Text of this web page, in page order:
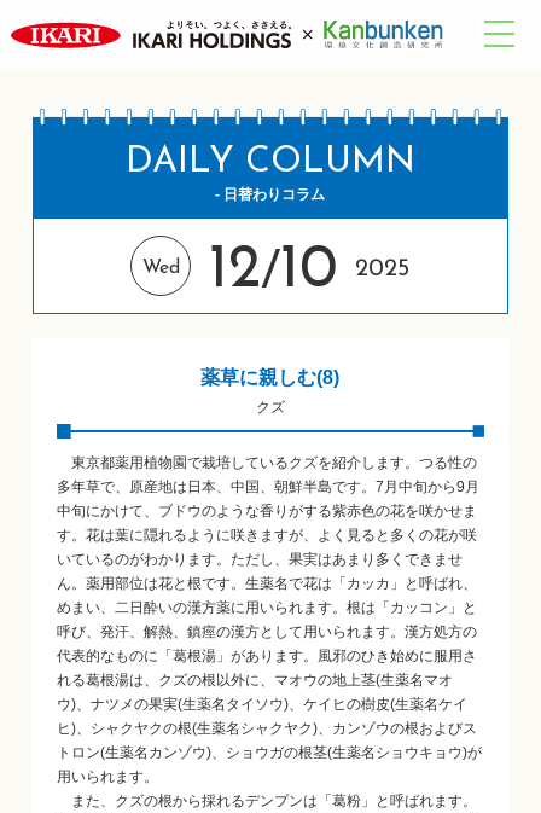
DAILY COLUMN
- 日替わりコラム
Wed 12/10 2025
薬草に親しむ(8)
クズ
東京都薬用植物園で栽培しているクズを紹介します。つる性の
多年草で、原産地は日本、中国、朝鮮半島です。7月中旬から9月
中旬にかけて、ブドウのような香りがする紫赤色の花を咲かせま
す。花は葉に隠れるように咲きますが、よく見ると多くの花が咲
いているのがわかります。ただし、果実はあまり多くできませ
ん。薬用部位は花と根です。生薬名で花は「カッカ」と呼ばれ、
めまい、二日酔いの漢方薬に用いられます。根は「カッコン」と
呼び、発汗、解熱、鎮痙の漢方として用いられます。漢方処方の
代表的なものに「葛根湯」があります。風邪のひき始めに服用さ
れる葛根湯は、クズの根以外に、マオウの地上茎(生薬名マオ
ウ)、ナツメの果実(生薬名タイソウ)、ケイヒの樹皮(生薬名ケイ
ヒ)、シャクヤクの根(生薬名シャクヤク)、カンゾウの根およびス
トロン(生薬名カンゾウ)、ショウガの根茎(生薬名ショウキョウ)が
用いられます。
また、クズの根から採れるデンプンは「葛粉」と呼ばれます。